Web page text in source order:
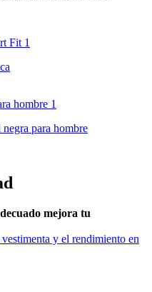
negra para hombre
mejora tu
y el rendimiento en